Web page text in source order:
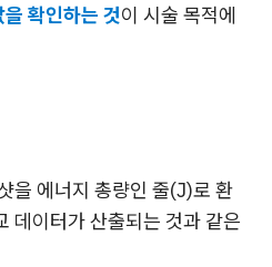
확인하는 것이 시술 목적에
을 에너지 총량인 줄(J)로 환
데이터가 산출되는 것과 같은